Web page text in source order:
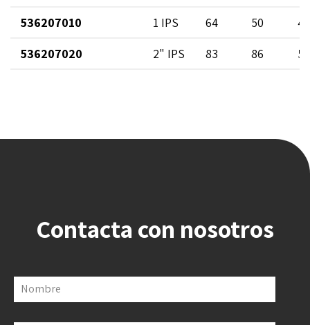
536207010 1 IPS 64 50
536207020
2" IPS 83 86 53
Contacta con nosotros
Nombre